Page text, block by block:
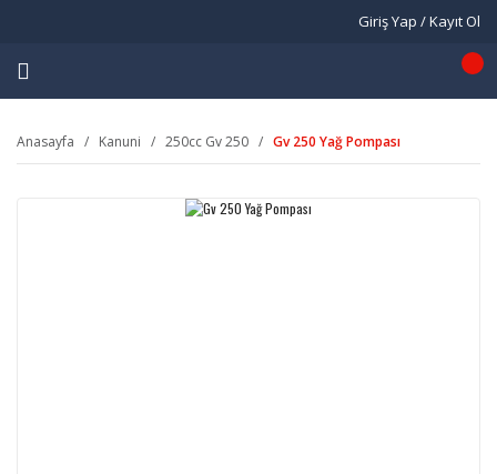
Giriş Yap / Kayıt Ol
Anasayfa Kanuni 250cc Gv 250 Gv 250 Yağ Pompası